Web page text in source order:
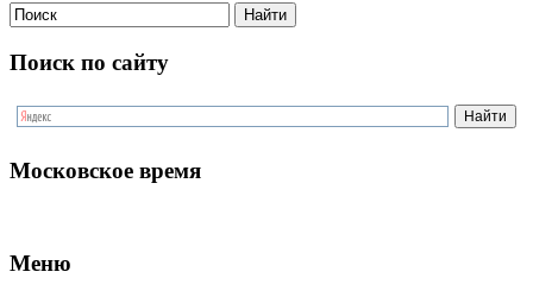
Поиск по сайту
Московское время
Меню